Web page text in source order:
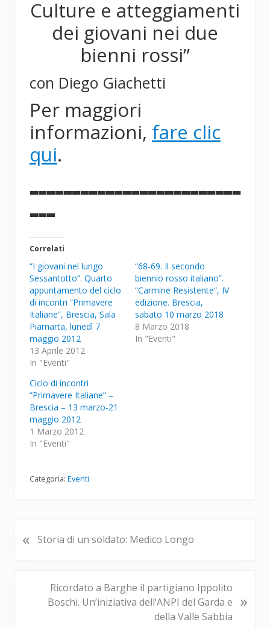
Culture e atteggiamenti
dei giovani nei due
bienni rossi”
con Diego Giachetti
Per maggiori
informazioni, fare clic
qui.
_________________________
___
Correlati
“I giovani nel lungo
Sessantotto”. Quarto
appuntamento del ciclo
di incontri “Primavere
Italiane”, Brescia, Sala
Piamarta, lunedì 7
maggio 2012
13 Aprile 2012
In "Eventi"
“68-69. Il secondo
biennio rosso italiano”.
“Carmine Resistente”, IV
edizione. Brescia,
sabato 10 marzo 2018
8 Marzo 2018
In "Eventi"
Ciclo di incontri
“Primavere Italiane” –
Brescia – 13 marzo-21
maggio 2012
1 Marzo 2012
In "Eventi"
Categoria: Eventi
P
« Storia di un soldato: Medico Longo
Ricordato a Barghe il partigiano Ippolito
Boschi. Un’iniziativa dell’ANPI del Garda e
della Valle Sabbia
»